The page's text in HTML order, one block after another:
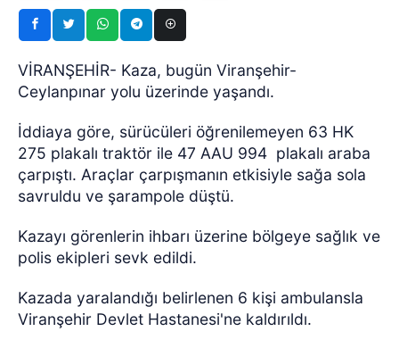
VİRANŞEHİR- Kaza, bugün Viranşehir-
Ceylanpınar yolu üzerinde yaşandı.
İddiaya göre, sürücüleri öğrenilemeyen 63 HK
275 plakalı traktör ile 47 AAU 994 plakalı araba
çarpıştı. Araçlar çarpışmanın etkisiyle sağa sola
savruldu ve şarampole düştü.
Kazayı görenlerin ihbarı üzerine bölgeye sağlık ve
polis ekipleri sevk edildi.
Kazada yaralandığı belirlenen 6 kişi ambulansla
Viranşehir Devlet Hastanesi'ne kaldırıldı.